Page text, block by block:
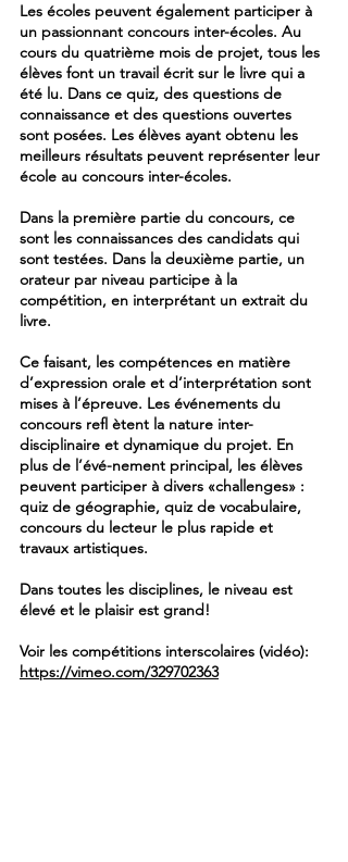
Les écoles peuvent également participer à
un passionnant concours inter-écoles. Au
cours du quatrième mois de projet, tous les
élèves font un travail écrit sur le livre qui a
été lu. Dans ce quiz, des questions de
connaissance et des questions ouvertes
sont posées. Les élèves ayant obtenu les
meilleurs résultats peuvent représenter leur
école au concours inter-écoles.
Dans la première partie du concours, ce
sont les connaissances des candidats qui
sont testées. Dans la deuxième partie, un
orateur par niveau participe à la
compétition, en interprétant un extrait du
livre.
Ce faisant, les compétences en matière
d’expression orale et d’interprétation sont
mises à l’épreuve. Les événements du
concours refl ètent la nature inter-
disciplinaire et dynamique du projet. En
plus de l’évé-nement principal, les élèves
peuvent participer à divers «challenges» :
quiz de géographie, quiz de vocabulaire,
concours du lecteur le plus rapide et
travaux artistiques.
Dans toutes les disciplines, le niveau est
élevé et le plaisir est grand!
Voir les compétitions interscolaires (vidéo):
https://vimeo.com/329702363